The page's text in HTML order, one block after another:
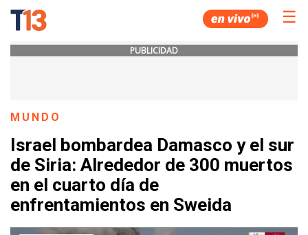
☰
PUBLICIDAD
MUNDO
Israel bombardea Damasco y el sur
de Siria: Alrededor de 300 muertos
en el cuarto día de
enfrentamientos en Sweida